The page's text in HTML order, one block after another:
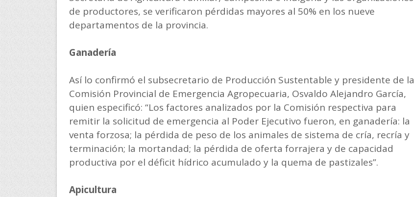
de productores, se verificaron pérdidas mayores al 50% en los nueve
departamentos de la provincia.
Ganadería
Así lo confirmó el subsecretario de Producción Sustentable y presidente de la
Comisión Provincial de Emergencia Agropecuaria, Osvaldo Alejandro García,
quien especificó: “Los factores analizados por la Comisión respectiva para
remitir la solicitud de emergencia al Poder Ejecutivo fueron, en ganadería: la
venta forzosa; la pérdida de peso de los animales de sistema de cría, recría y
terminación; la mortandad; la pérdida de oferta forrajera y de capacidad
productiva por el déficit hídrico acumulado y la quema de pastizales”.
Apicultura